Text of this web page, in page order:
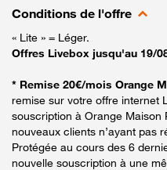
Conditions de l'offre
« Lite » = Léger.
Offres Livebox jusqu'au 19/
* Remise 20€/mois Orange
remise sur votre offre internet
souscription à Orange Maison
nouveaux clients n’ayant pas
Protégée au cours des 6
nouvelle souscription à une